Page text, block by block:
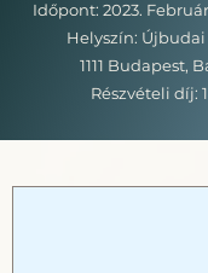
Időpont: 2023.
Helyszín:
1111 Budapest,
Részvételi díj: